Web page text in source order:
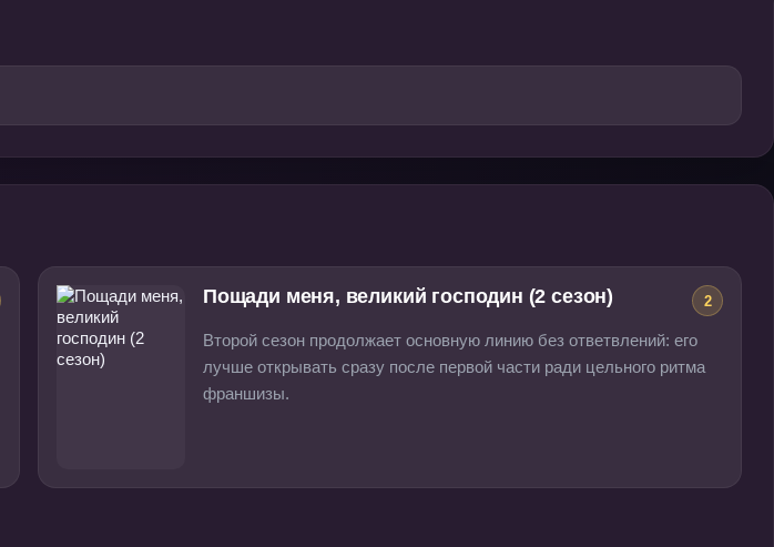
Пощади меня, великий господин (2 сезон) 2
Второй сезон продолжает основную линию без ответвлений: его
лучше открывать сразу после первой части ради цельного ритма
франшизы.